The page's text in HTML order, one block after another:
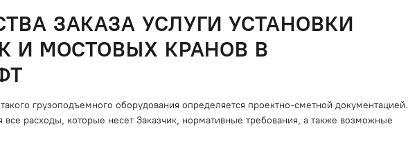
ЗАКАЗА УСЛУГИ УСТАНОВКИ
И МОСТОВЫХ КРАНОВ В
грузоподъемного оборудования определяется проектно-сметной документацией.
все расходы, которые несет Заказчик, нормативные требования, а также возможные